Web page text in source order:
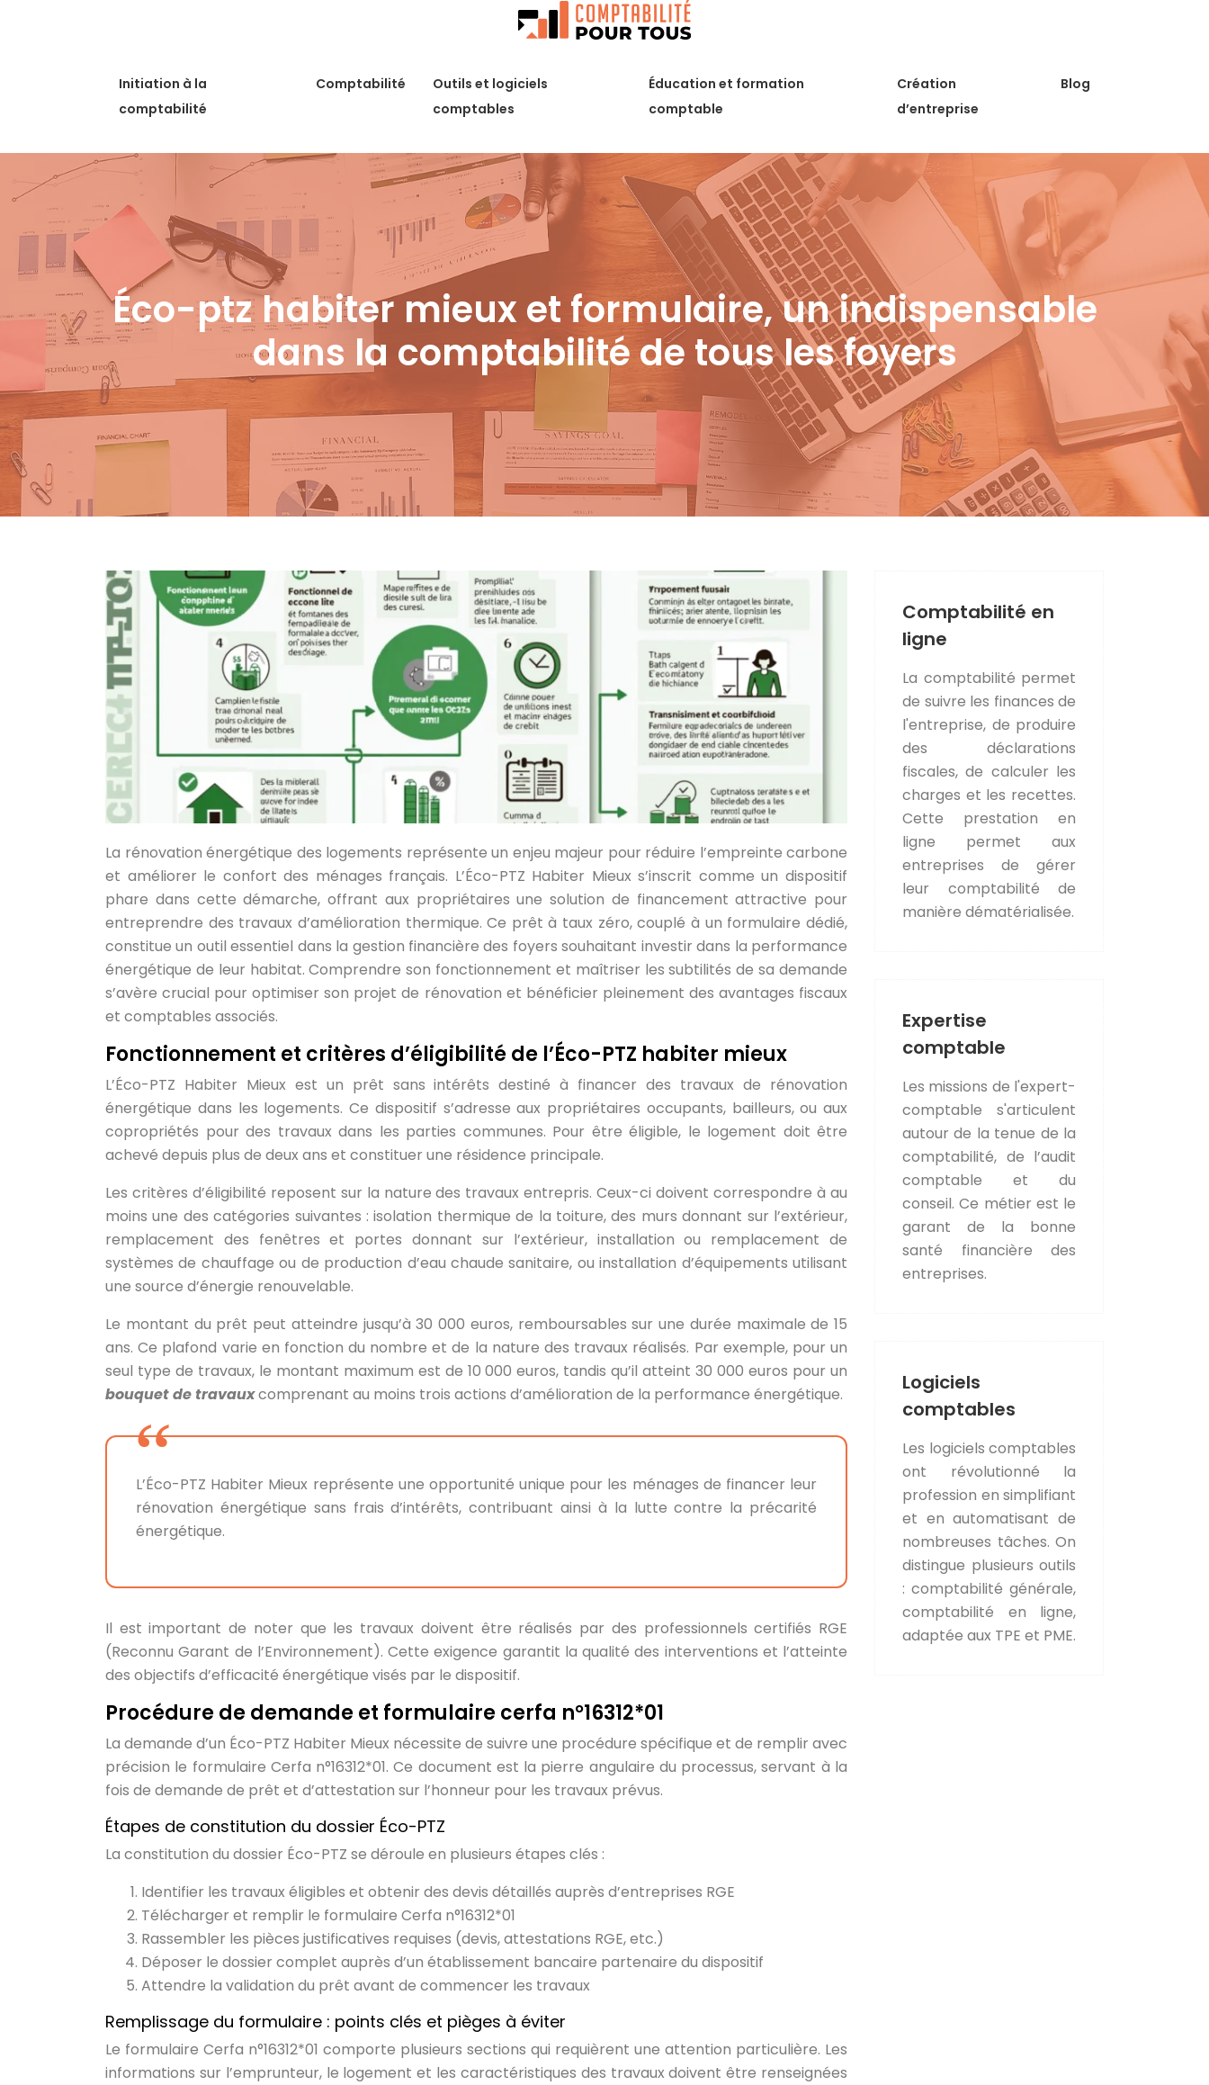
Initiation à la
comptabilité
Comptabilité
Outils et logiciels
comptables
Éducation et formation
comptable
Création
d’entreprise
Blog
Éco-ptz habiter mieux et formulaire, un indispensable
dans la comptabilité de tous les foyers
La rénovation énergétique des logements représente un enjeu majeur pour réduire l’empreinte carbone
et améliorer le confort des ménages français. L’Éco-PTZ Habiter Mieux s’inscrit comme un dispositif
phare dans cette démarche, offrant aux propriétaires une solution de financement attractive pour
entreprendre des travaux d’amélioration thermique. Ce prêt à taux zéro, couplé à un formulaire dédié,
constitue un outil essentiel dans la gestion financière des foyers souhaitant investir dans la performance
énergétique de leur habitat. Comprendre son fonctionnement et maîtriser les subtilités de sa demande
s’avère crucial pour optimiser son projet de rénovation et bénéficier pleinement des avantages fiscaux
et comptables associés.
Fonctionnement et critères d’éligibilité de l’Éco-PTZ habiter mieux
L’Éco-PTZ Habiter Mieux est un prêt sans intérêts destiné à financer des travaux de rénovation
énergétique dans les logements. Ce dispositif s’adresse aux propriétaires occupants, bailleurs, ou aux
copropriétés pour des travaux dans les parties communes. Pour être éligible, le logement doit être
achevé depuis plus de deux ans et constituer une résidence principale.
Les critères d’éligibilité reposent sur la nature des travaux entrepris. Ceux-ci doivent correspondre à au
moins une des catégories suivantes : isolation thermique de la toiture, des murs donnant sur l’extérieur,
remplacement des fenêtres et portes donnant sur l’extérieur, installation ou remplacement de
systèmes de chauffage ou de production d’eau chaude sanitaire, ou installation d’équipements utilisant
une source d’énergie renouvelable.
Le montant du prêt peut atteindre jusqu’à 30 000 euros, remboursables sur une durée maximale de 15
ans. Ce plafond varie en fonction du nombre et de la nature des travaux réalisés. Par exemple, pour un
seul type de travaux, le montant maximum est de 10 000 euros, tandis qu’il atteint 30 000 euros pour un
bouquet de travauxcomprenant au moins trois actions d’amélioration de la performance énergétique.
L’Éco-PTZ Habiter Mieux représente une opportunité unique pour les ménages de financer leur
rénovation énergétique sans frais d’intérêts, contribuant ainsi à la lutte contre la précarité
énergétique.
Il est important de noter que les travaux doivent être réalisés par des professionnels certifiés RGE
(Reconnu Garant de l’Environnement). Cette exigence garantit la qualité des interventions et l’atteinte
des objectifs d’efficacité énergétique visés par le dispositif.
Procédure de demande et formulaire cerfa n°16312*01
La demande d’un Éco-PTZ Habiter Mieux nécessite de suivre une procédure spécifique et de remplir avec
précision le formulaire Cerfa n°16312*01. Ce document est la pierre angulaire du processus, servant à la
fois de demande de prêt et d’attestation sur l’honneur pour les travaux prévus.
Étapes de constitution du dossier Éco-PTZ
La constitution du dossier Éco-PTZ se déroule en plusieurs étapes clés :
Identifier les travaux éligibles et obtenir des devis détaillés auprès d’entreprises RGE
Télécharger et remplir le formulaire Cerfa n°16312*01
Rassembler les pièces justificatives requises (devis, attestations RGE, etc.)
Déposer le dossier complet auprès d’un établissement bancaire partenaire du dispositif
Attendre la validation du prêt avant de commencer les travaux
Remplissage du formulaire : points clés et pièges à éviter
Le formulaire Cerfa n°16312*01 comporte plusieurs sections qui requièrent une attention particulière. Les
informations sur l’emprunteur, le logement et les caractéristiques des travaux doivent être renseignées
Comptabilité en
ligne
La comptabilité permet
de suivre les finances de
l'entreprise, de produire
des déclarations
fiscales, de calculer les
charges et les recettes.
Cette prestation en
ligne permet aux
entreprises de gérer
leur comptabilité de
manière dématérialisée.
Expertise
comptable
Les missions de l'expert-
comptable s'articulent
autour de la tenue de la
comptabilité, de l’audit
comptable et du
conseil. Ce métier est le
garant de la bonne
santé financière des
entreprises.
Logiciels
comptables
Les logiciels comptables
ont révolutionné la
profession en simplifiant
et en automatisant de
nombreuses tâches. On
distingue plusieurs outils
: comptabilité générale,
comptabilité en ligne,
adaptée aux TPE et PME.